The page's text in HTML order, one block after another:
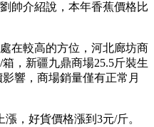
帥介紹說，本年香蕉價格比
在較高的方位，河北廊坊商
，新疆九鼎商場25.5斤裝生
響，商場銷量僅有正常月
，好貨價格漲到3元/斤。